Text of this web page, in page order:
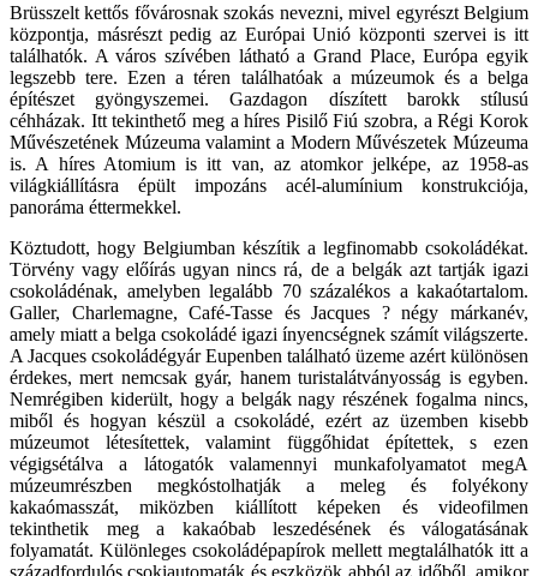
Brüsszelt kettős fővárosnak szokás nevezni, mivel egyrészt Belgium
központja, másrészt pedig az Európai Unió központi szervei is itt
találhatók. A város szívében látható a Grand Place, Európa egyik
legszebb tere. Ezen a téren találhatóak a múzeumok és a belga
építészet gyöngyszemei. Gazdagon díszített barokk stílusú
céhházak. Itt tekinthető meg a híres Pisilő Fiú szobra, a Régi Korok
Művészetének Múzeuma valamint a Modern Művészetek Múzeuma
is. A híres Atomium is itt van, az atomkor jelképe, az 1958-as
világkiállításra épült impozáns acél-alumínium konstrukciója,
panoráma éttermekkel.
Köztudott, hogy Belgiumban készítik a legfinomabb csokoládékat.
Törvény vagy előírás ugyan nincs rá, de a belgák azt tartják igazi
csokoládénak, amelyben legalább 70 százalékos a kakaótartalom.
Galler, Charlemagne, Café-Tasse és Jacques ? négy márkanév,
amely miatt a belga csokoládé igazi ínyencségnek számít világszerte.
A Jacques csokoládégyár Eupenben található üzeme azért különösen
érdekes, mert nemcsak gyár, hanem turistalátványosság is egyben.
Nemrégiben kiderült, hogy a belgák nagy részének fogalma nincs,
miből és hogyan készül a csokoládé, ezért az üzemben kisebb
múzeumot létesítettek, valamint függőhidat építettek, s ezen
végigsétálva a látogatók valamennyi munkafolyamatot megA
múzeumrészben megkóstolhatják a meleg és folyékony
kakaómasszát, miközben kiállított képeken és videofilmen
tekinthetik meg a kakaóbab leszedésének és válogatásának
folyamatát. Különleges csokoládépapírok mellett megtalálhatók itt a
századfordulós csokiautomaták és eszközök abból az időből, amikor